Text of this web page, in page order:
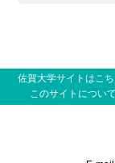
佐賀大学サイトはこち
このサイトについて